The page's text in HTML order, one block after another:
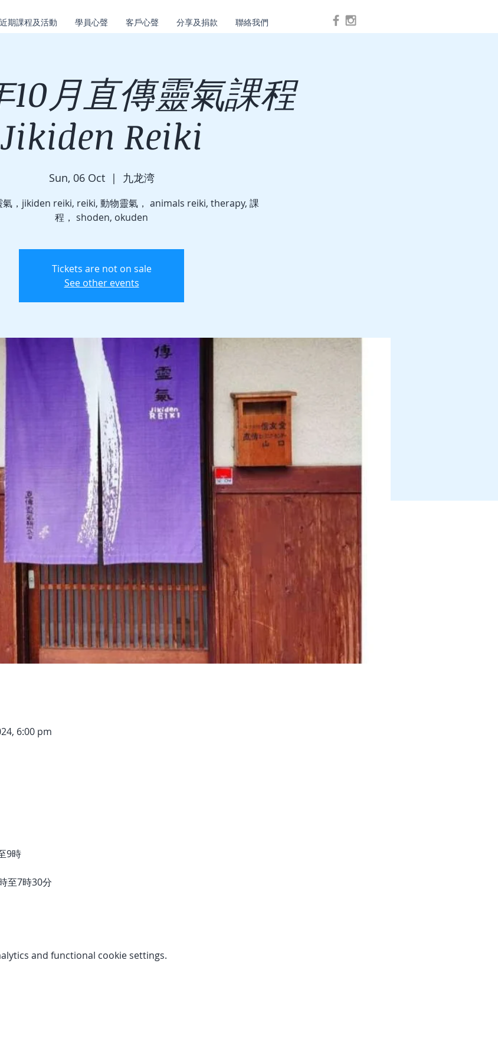
近期課程及活動 學員心聲 客戶心聲 分享及捐款 聯絡我們
10月直傳靈氣課程
Jikiden Reiki
Sun, 06 Oct
  |
九龙湾
氣，jikiden reiki, reiki, 動物靈氣， animals reiki, therapy, 課
程， shoden, okuden
Tickets are not on sale
See other events
6:00 pm
9時
至7時30分
and functional cookie settings.